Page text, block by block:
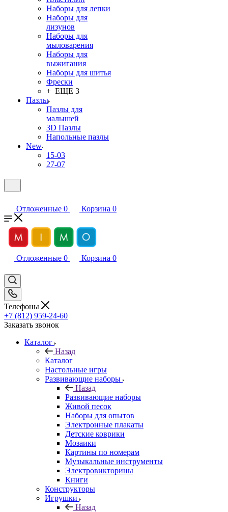
Наборы для лепки
Наборы для
лизунов
Наборы для
мыловарения
Наборы для
выжигания
Наборы для шитья
Фрески
+ ЕЩЕ 3
Пазлы
Пазлы для
малышей
3D Пазлы
Напольные пазлы
New
15-03
27-07
Отложенные 0 Корзина 0
Отложенные 0 Корзина 0
Телефоны
+7 (812) 959-24-60
Заказать звонок
Каталог
Назад
Каталог
Настольные игры
Развивающие наборы
Назад
Развивающие наборы
Живой песок
Наборы для опытов
Электронные плакаты
Детские коврики
Мозаики
Картины по номерам
Музыкальные инструменты
Электровикторины
Книги
Конструкторы
Игрушки
Назад